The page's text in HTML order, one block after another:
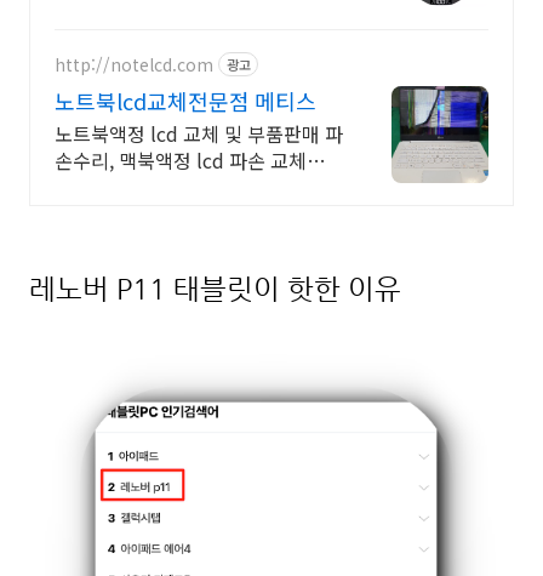
http://notelcd.com 광고
노트북lcd교체전문점 메티스
노트북액정 lcd 교체 및 부품판매 파
손수리, 맥북액정 lcd 파손 교체수리
레노버 P11 태블릿이 핫한 이유